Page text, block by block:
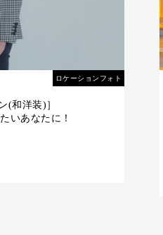
ロケーションフォト
トル婚）基本プラン］
りがこの基本プラン